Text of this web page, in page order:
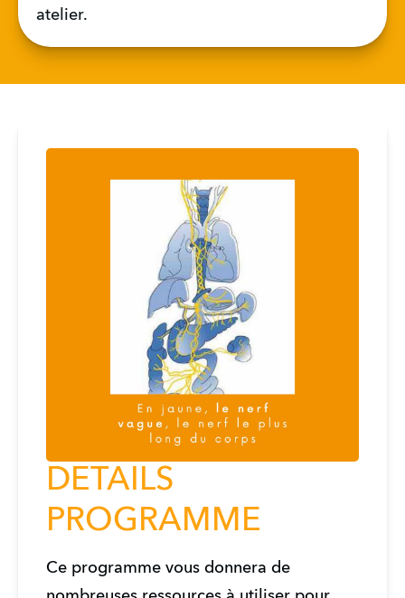
atelier.
DETAILS
PROGRAMME
Ce programme vous donnera de